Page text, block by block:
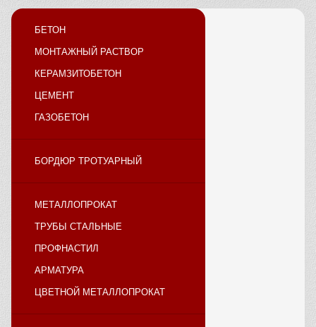
БЕТОН
МОНТАЖНЫЙ РАСТВОР
КЕРАМЗИТОБЕТОН
ЦЕМЕНТ
ГАЗОБЕТОН
БОРДЮР ТРОТУАРНЫЙ
МЕТАЛЛОПРОКАТ
ТРУБЫ СТАЛЬНЫЕ
ПРОФНАСТИЛ
АРМАТУРА
ЦВЕТНОЙ МЕТАЛЛОПРОКАТ